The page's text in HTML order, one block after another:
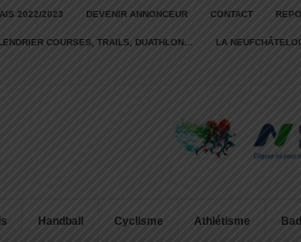
2022/2023 DEVENIR ANNONCEUR CONTACT
COURSES, TRAILS, DUATHLON… LA
Handball Cyclisme Athlétisme